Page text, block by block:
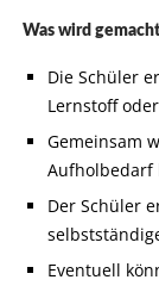
Was wird
Die Schüler
Lernstoff
Gemeinsam
Aufholbedarf
Der Schüler
Eventuell